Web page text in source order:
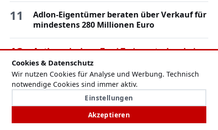
Cookies & Datenschutz
Wir nutzen Cookies für Analyse und Werbung. Technisch
notwendige Cookies sind immer aktiv.
Einstellungen
Akzeptieren
11
Adlon-Eigentümer beraten über Verkauf für
mindestens 280 Millionen Euro
12
Anthony Joshua: Zwei Trainer sterben bei
schwerem Verkehrsunfall in Nigeria